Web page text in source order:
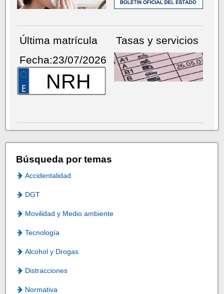
Última matrícula
Fecha:23/07/2026
NRH
Tasas y servicios
Búsqueda por temas
Accidentalidad
DGT
Movilidad y Medio ambiente
Tecnología
Alcohol y Drogas
Distracciones
Normativa